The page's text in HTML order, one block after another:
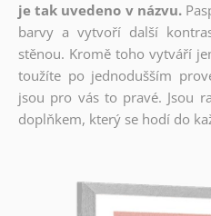
je tak uvedeno v názvu.
barvy a vytvoří další
stěnou. Kromě toho vytváří
toužíte po jednodušším
jsou pro vás to pravé. Jsou
doplňkem, který se hodí do